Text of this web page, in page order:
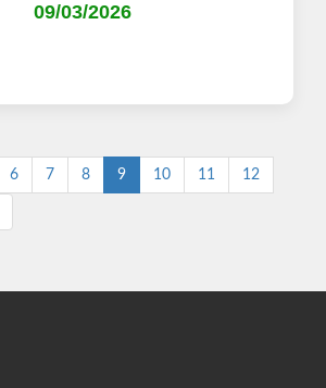
09/03/2026
6 7 8 9 10 11 12